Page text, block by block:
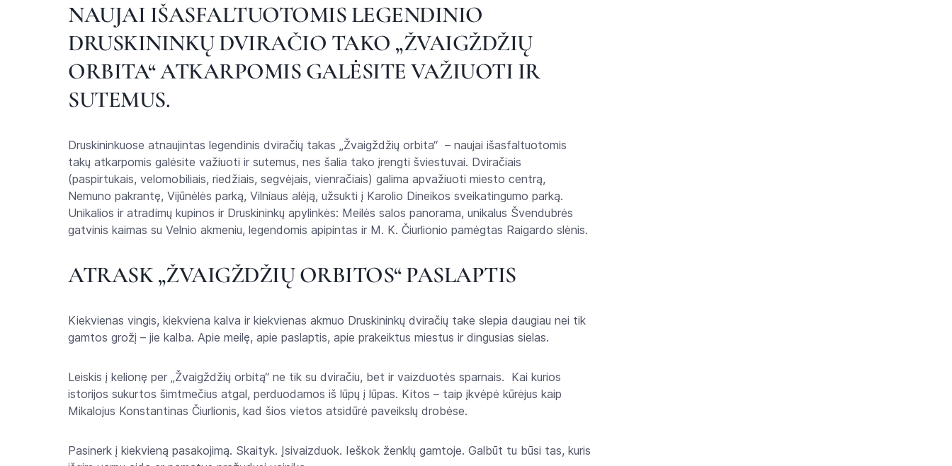
NAUJAI IŠASFALTUOTOMIS LEGENDINIO
DRUSKININKŲ DVIRAČIO TAKO „ŽVAIGŽDŽIŲ
ORBITA“ ATKARPOMIS GALĖSITE VAŽIUOTI IR
SUTEMUS.
Druskininkuose atnaujintas legendinis dviračių takas „Žvaigždžių orbita“ – naujai išasfaltuotomis
takų atkarpomis galėsite važiuoti ir sutemus, nes šalia tako įrengti šviestuvai. Dviračiais
(paspirtukais, velomobiliais, riedžiais, segvėjais, vienračiais) galima apvažiuoti miesto centrą,
Nemuno pakrantę, Vijūnėlės parką, Vilniaus alėją, užsukti į Karolio Dineikos sveikatingumo parką.
Unikalios ir atradimų kupinos ir Druskininkų apylinkės: Meilės salos panorama, unikalus Švendubrės
gatvinis kaimas su Velnio akmeniu, legendomis apipintas ir M. K. Čiurlionio pamėgtas Raigardo slėnis.
ATRASK „ŽVAIGŽDŽIŲ ORBITOS“ PASLAPTIS
Kiekvienas vingis, kiekviena kalva ir kiekvienas akmuo Druskininkų dviračių take slepia daugiau nei tik
gamtos grožį – jie kalba. Apie meilę, apie paslaptis, apie prakeiktus miestus ir dingusias sielas.
Leiskis į kelionę per „Žvaigždžių orbitą“ ne tik su dviračiu, bet ir vaizduotės sparnais. Kai kurios
istorijos sukurtos šimtmečius atgal, perduodamos iš lūpų į lūpas. Kitos – taip įkvėpė kūrėjus kaip
Mikalojus Konstantinas Čiurlionis, kad šios vietos atsidūrė paveikslų drobėse.
Pasinerk į kiekvieną pasakojimą. Skaityk. Įsivaizduok. Ieškok ženklų gamtoje. Galbūt tu būsi tas, kuris